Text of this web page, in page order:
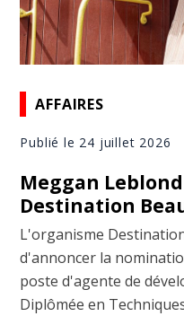
AFFAIRES
Publié le 24 juillet 2026
Meggan
Destination
L'organisme
d'annoncer la
poste d'agente de
Diplômée en